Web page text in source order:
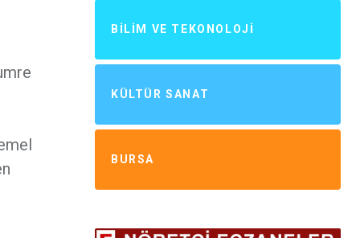
BILIM VE TEKONOLOJI
KÜLTÜR SANAT
BURSA